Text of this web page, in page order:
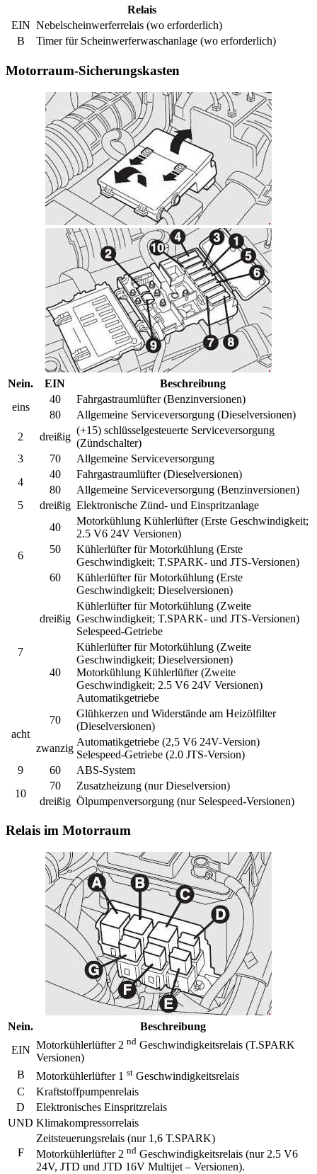
Relais
EIN Nebelscheinwerferrelais (wo erforderlich)
B
Timer für Scheinwerferwaschanlage (wo erforderlich)
Motorraum-Sicherungskasten
Nein. EIN
Beschreibung
eins
40
Fahrgastraumlüfter (Benzinversionen)
80
Allgemeine Serviceversorgung (Dieselversionen)
2
dreißig
(+15) schlüsselgesteuerte Serviceversorgung
(Zündschalter)
3
70
Allgemeine Serviceversorgung
4
40
Fahrgastraumlüfter (Dieselversionen)
80
Allgemeine Serviceversorgung (Benzinversionen)
5
dreißig Elektronische Zünd- und Einspritzanlage
6
40
Motorkühlung Kühlerlüfter (Erste Geschwindigkeit;
2.5 V6 24V Versionen)
50
Kühlerlüfter für Motorkühlung (Erste
Geschwindigkeit; T.SPARK- und JTS-Versionen)
60
Kühlerlüfter für Motorkühlung (Erste
Geschwindigkeit; Dieselversionen)
7
dreißig
Kühlerlüfter für Motorkühlung (Zweite
Geschwindigkeit; T.SPARK- und JTS-Versionen)
Selespeed-Getriebe
40
Kühlerlüfter für Motorkühlung (Zweite
Geschwindigkeit; Dieselversionen)
Motorkühlung Kühlerlüfter (Zweite
Geschwindigkeit; 2.5 V6 24V Versionen)
Automatikgetriebe
acht
70
Glühkerzen und Widerstände am Heizölfilter
(Dieselversionen)
zwanzig
Automatikgetriebe (2,5 V6 24V-Version)
Selespeed-Getriebe (2.0 JTS-Version)
9
60
ABS-System
10
70
Zusatzheizung (nur Dieselversion)
dreißig Ölpumpenversorgung (nur Selespeed-Versionen)
Relais im Motorraum
Nein.
Beschreibung
EIN Motorkühlerlüfter 2 nd Geschwindigkeitsrelais (T.SPARK
Versionen)
B
Motorkühlerlüfter 1 st Geschwindigkeitsrelais
C
Kraftstoffpumpenrelais
D
Elektronisches Einspritzrelais
UND Klimakompressorrelais
F
Zeitsteuerungsrelais (nur 1,6 T.SPARK)
Motorkühlerlüfter 2 nd Geschwindigkeitsrelais (nur 2.5 V6
24V, JTD und JTD 16V Multijet – Versionen).